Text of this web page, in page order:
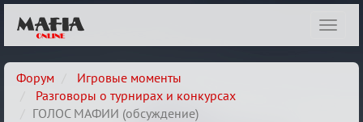
Форум
Игровые моменты
Разговоры о турнирах и конкурсах
ГОЛОС МАФИИ (обсуждение)